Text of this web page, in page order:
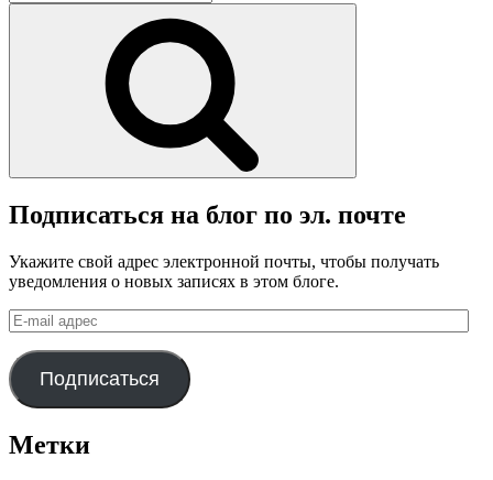
Подписаться на блог по эл. почте
Укажите свой адрес электронной почты, чтобы получать
уведомления о новых записях в этом блоге.
E-
mail
адрес
Подписаться
Метки